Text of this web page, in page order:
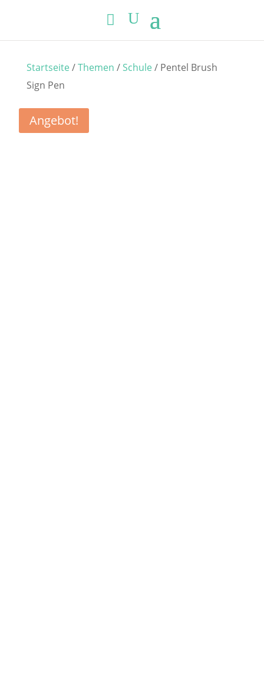
Startseite/Themen /Schule/ Pentel Brush
Sign Pen
Angebot!